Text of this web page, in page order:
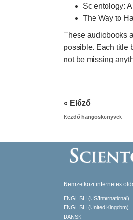
Scientology:
The Way to
These audiobooks
possible. Each title
not be missing
« Előző
Kezdő hangoskönyvek
Nemzetközi internetes
ENGLISH (US/International)
ENGLISH (United Kingdom)
DANSK